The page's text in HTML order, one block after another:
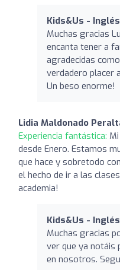
Kids&Us -
Muchas gracias
encanta tener a
agradecidas
verdadero placer
Un beso enorme!
Lidia Maldonado
Experiencia fantástica:
desde Enero. Estamos
que hace y sobretodo
el hecho de ir a las
academia!
Kids&Us -
Muchas gracias
ver que ya notáis
en nosotros.